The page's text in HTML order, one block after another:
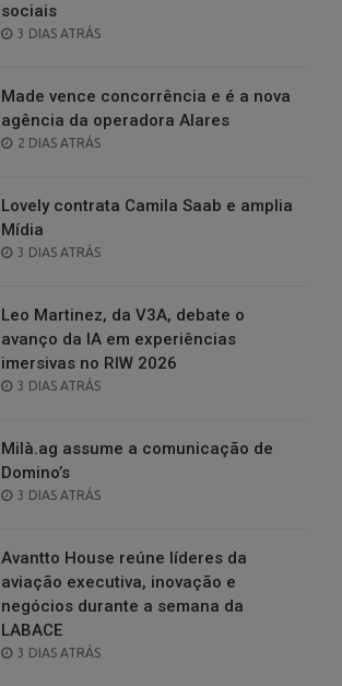
sociais
POSTED
3 DIAS ATRÁS
Made vence concorrência e é a nova
agência da operadora Alares
POSTED
2 DIAS ATRÁS
Lovely contrata Camila Saab e amplia
Mídia
POSTED
3 DIAS ATRÁS
Leo Martinez, da V3A, debate o
avanço da IA em experiências
imersivas no RIW 2026
POSTED
3 DIAS ATRÁS
Milà.ag assume a comunicação de
Domino’s
POSTED
3 DIAS ATRÁS
Avantto House reúne líderes da
aviação executiva, inovação e
negócios durante a semana da
LABACE
POSTED
3 DIAS ATRÁS